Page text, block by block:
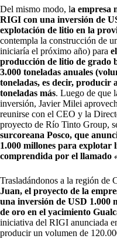
Del mismo modo, la empresa
RIGI con una inversión de
explotación de litio en la
contempla la construcción de
iniciaría el próximo año) para
producción de litio de grado
3.000 toneladas anuales
toneladas, es decir, producir
toneladas más. Luego de que
inversión, Javier Milei
reunirse con el CEO y la
proyecto de Río Tinto Group,
surcoreana Posco, que
1.000 millones para explotar
comprendida por el llamado
Trasladándonos a la región de
Juan, el proyecto de la
una inversión de USD 1.000
de oro en el yacimiento
iniciativa del RIGI anunciada
producir un volumen de